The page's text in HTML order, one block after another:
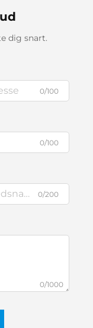
dig snart.
0/100
0/100
0/200
0/1000